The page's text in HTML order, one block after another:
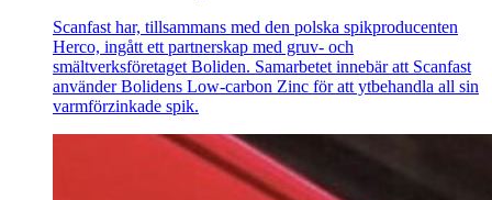
Scanfast har, tillsammans med den polska spikproducenten
Herco, ingått ett partnerskap med gruv- och
smältverksföretaget Boliden. Samarbetet innebär att Scanfast
använder Bolidens Low-carbon Zinc för att ytbehandla all sin
varmförzinkade spik.